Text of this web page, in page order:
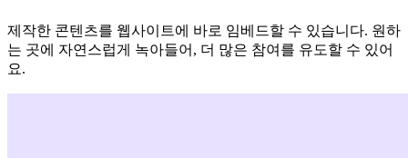
제작한 콘텐츠를 웹사이트에 바로 임베드할 수 있습니다. 원하
는 곳에 자연스럽게 녹아들어, 더 많은 참여를 유도할 수 있어
요.